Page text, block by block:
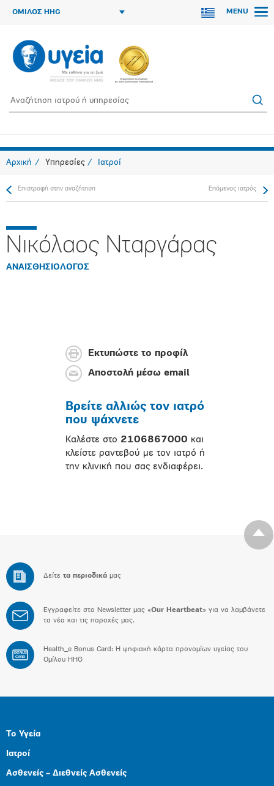
ΟΜΙΛΟΣ HHG MENU
Αρχική Υπηρεσίες Ιατροί
Επιστροφή στην αναζήτηση Επόμενος ιατρός
Νικόλαος Νταργάρας
ΑΝΑΙΣΘΗΣΙΟΛΟΓΟΣ
Εκτυπώστε το προφίλ
Αποστολή μέσω email
Βρείτε αλλιώς τον ιατρό
που ψάχνετε
Καλέστε στο 2106867000 και
κλείστε ραντεβού με τον ιατρό ή
την κλινική που σας ενδιαφέρει.
Δείτε τα περιοδικά μας
Εγγραφείτε στο Newsletter μας «Our Heartbeat» για να λαμβάνετε
τα νέα και τις παροχές μας.
BONUS
CARD
Health_e Bonus Card: H ψηφιακή κάρτα προνομίων υγείας του
Ομίλου HHG
Το Υγεία
Ιατροί
Ασθενείς – Διεθνείς Ασθενείς